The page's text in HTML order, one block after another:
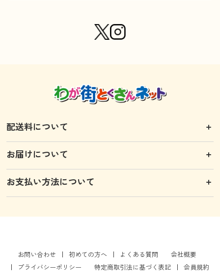
配送料について
お届けについて
お支払い方法について
お問い合わせ 初めての方へ よくある質問
会社概要
プライバシーポリシー
特定商取引法に基づく表記 会員規約